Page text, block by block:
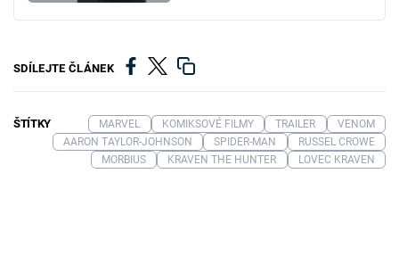
SDÍLEJTE ČLÁNEK
ŠTÍTKY MARVEL KOMIKSOVÉ FILMY TRAILER
VENOM
AARON TAYLOR-JOHNSON
SPIDER-MAN
RUSSEL CROWE
MORBIUS
KRAVEN THE HUNTER LOVEC KRAVEN